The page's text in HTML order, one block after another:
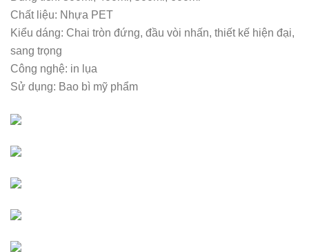
Chất liệu: Nhựa PET
Kiểu dáng: Chai tròn đứng, đầu vòi nhấn, thiết kế hiện đại,
sang trọng
Công nghệ: in lụa
Sử dụng: Bao bì mỹ phẩm